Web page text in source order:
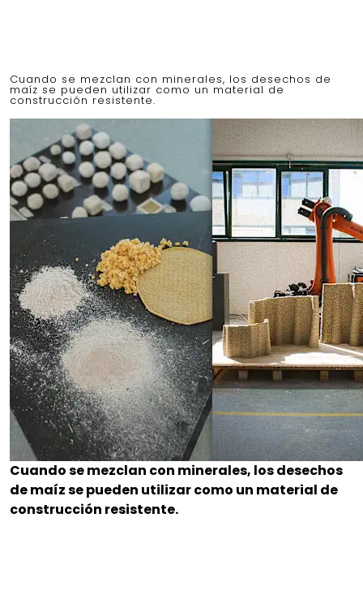
Cuando se mezclan con minerales, los desechos de
maíz se pueden utilizar como un material de
construcción resistente.
Cuando se mezclan con minerales, los desechos
de maíz se pueden utilizar como un material de
construcción resistente.